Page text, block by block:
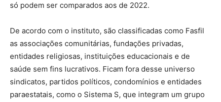
só podem ser comparados aos de 2022.
De acordo com o instituto, são classificadas como Fasfil
as associações comunitárias, fundações privadas,
entidades religiosas, instituições educacionais e de
saúde sem fins lucrativos. Ficam fora desse universo
sindicatos, partidos políticos, condomínios e entidades
paraestatais, como o Sistema S, que integram um grupo